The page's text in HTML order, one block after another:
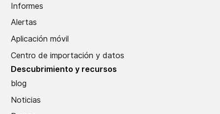
Informes
Alertas
Aplicación móvil
Centro de importación y datos
Descubrimiento y recursos
blog
Noticias